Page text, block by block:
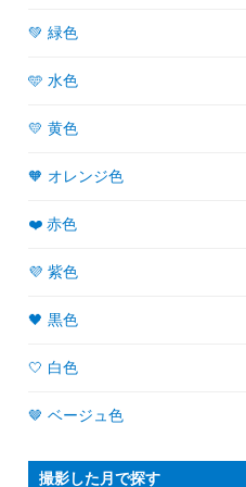
💚 緑色
🩵 水色
💛 黄色
🧡 オレンジ色
❤️ 赤色
💜 紫色
🖤 黒色
🤍 白色
🤎 ベージュ色
撮影した月で探す